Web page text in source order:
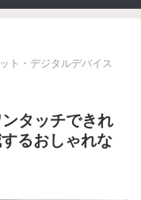
ト・デジタルデバイス
タッチできれ
るおしゃれな